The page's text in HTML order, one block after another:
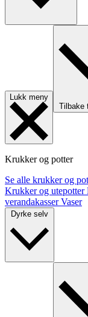
Lukk meny
Tilbake
Krukker og potter
Se alle krukker og
Krukker og utepotter
verandakasserVaser